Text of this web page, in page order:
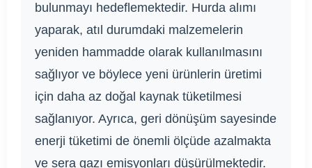
bulunmayı hedeflemektedir. Hurda alımı
yaparak, atıl durumdaki malzemelerin
yeniden hammadde olarak kullanılmasını
sağlıyor ve böylece yeni ürünlerin üretimi
için daha az doğal kaynak tüketilmesi
sağlanıyor. Ayrıca, geri dönüşüm sayesinde
enerji tüketimi de önemli ölçüde azalmakta
ve sera gazı emisyonları düşürülmektedir.